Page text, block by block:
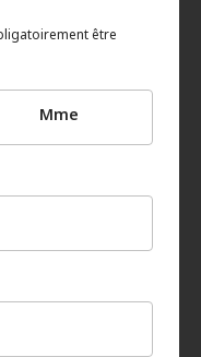
être
Mme